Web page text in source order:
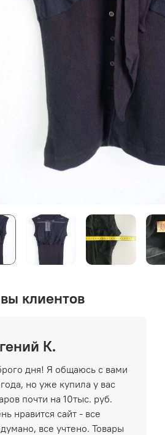
клиентов
К.
дня! Я общаюсь с вами
но уже купила у вас
почти на 10тыс. руб.
нравится сайт - все
все учтено. Товары